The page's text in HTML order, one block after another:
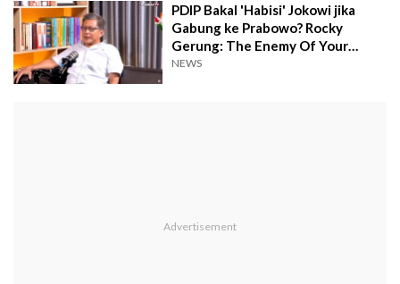
PDIP Bakal 'Habisi' Jokowi jika
Gabung ke Prabowo? Rocky
Gerung: The Enemy Of Your
Enemy Is My Friend
NEWS